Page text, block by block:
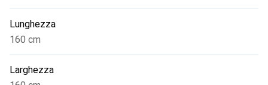
Lunghezza
160 cm
Larghezza